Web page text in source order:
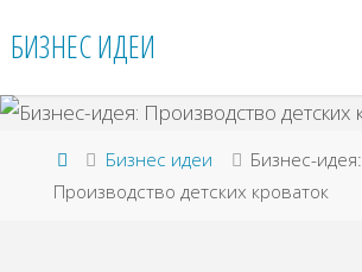
БИЗНЕС ИДЕИ
Главная
Бизнес идеи
Бизнес-идея:
Производство детских кроваток